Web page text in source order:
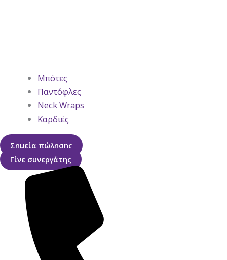
Μπότες
Παντόφλες
Neck Wraps
Καρδιές
Σημεία πώλησης
Γίνε συνεργάτης